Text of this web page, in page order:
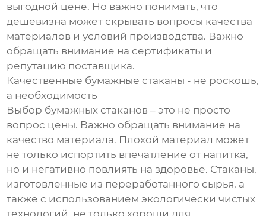
выгодной цене. Но важно понимать, что
дешевизна может скрывать вопросы качества
материалов и условий производства. Важно
обращать внимание на сертификаты и
репутацию поставщика.
Качественные бумажные стаканы - не роскошь,
а необходимость
Выбор бумажных стаканов – это не просто
вопрос цены. Важно обращать внимание на
качество материала. Плохой материал может
не только испортить впечатление от напитка,
но и негативно повлиять на здоровье. Стаканы,
изготовленные из переработанного сырья, а
также с использованием экологически чистых